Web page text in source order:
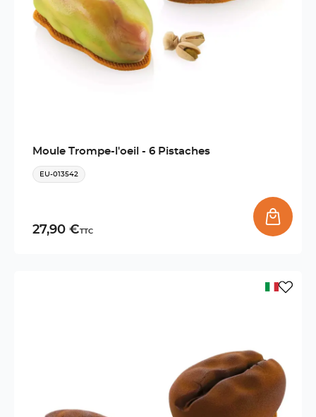
Moule Trompe-l'oeil - 6 Pistaches
EU-013542
27,90 €TTC